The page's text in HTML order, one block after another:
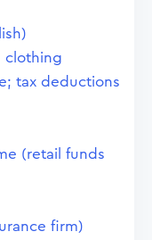
clothing
tax deductions
(retail funds
firm)